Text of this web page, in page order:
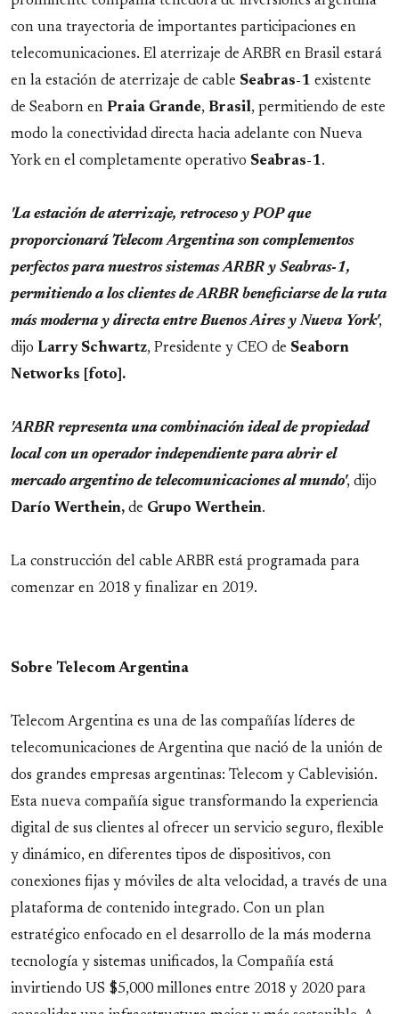
con una trayectoria de importantes participaciones en
telecomunicaciones. El aterrizaje de ARBR en Brasil estará
en la estación de aterrizaje de cable Seabras-1 existente
de Seaborn en Praia Grande, Brasil, permitiendo de este
modo la conectividad directa hacia adelante con Nueva
York en el completamente operativo Seabras-1.
'La estación de aterrizaje, retroceso y POP que
proporcionará Telecom Argentina son complementos
perfectos para nuestros sistemas ARBR y Seabras-1,
permitiendo a los clientes de ARBR beneficiarse de la ruta
más moderna y directa entre Buenos Aires y Nueva York',
dijo Larry Schwartz, Presidente y CEO de Seaborn
Networks [foto].
'ARBR representa una combinación ideal de propiedad
local con un operador independiente para abrir el
mercado argentino de telecomunicaciones al mundo', dijo
Darío Werthein, de Grupo Werthein.
La construcción del cable ARBR está programada para
comenzar en 2018 y finalizar en 2019.
Sobre Telecom Argentina
Telecom Argentina es una de las compañías líderes de
telecomunicaciones de Argentina que nació de la unión de
dos grandes empresas argentinas: Telecom y Cablevisión.
Esta nueva compañía sigue transformando la experiencia
digital de sus clientes al ofrecer un servicio seguro, flexible
y dinámico, en diferentes tipos de dispositivos, con
conexiones fijas y móviles de alta velocidad, a través de una
plataforma de contenido integrado. Con un plan
estratégico enfocado en el desarrollo de la más moderna
tecnología y sistemas unificados, la Compañía está
invirtiendo US $5,000 millones entre 2018 y 2020 para